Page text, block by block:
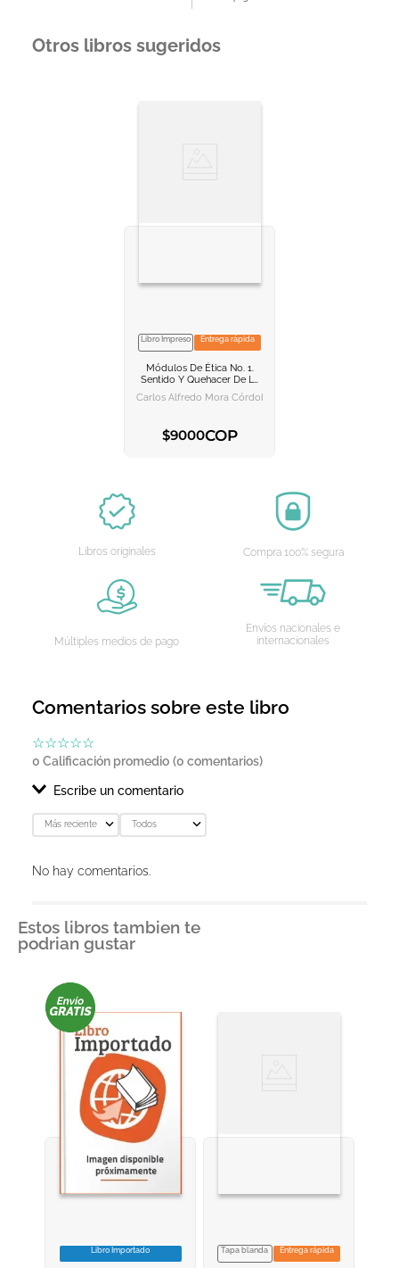
Otros libros sugeridos
VER INFORMACION
AGREGAR AL
Libro Impreso Entrega rápida
Módulos De Ética No. 1.
Sentido Y Quehacer De La
Ética
Carlos Alfredo Mora Córdoba
$9000COP
Libros originales Compra 100% segura
Múltiples medios de pago
Envíos nacionales e
internacionales
Comentarios sobre este libro
☆☆☆☆☆
0 Calificación promedio (0 comentarios)
Escribe un comentario
Agregar comentario
★★
Tu nombre
Dirección de email
Escribe un comentario
Más reciente Todos
No hay comentarios.
Estos libros tambien te
podrian gustar
VER INFORMACION
Libro Importado
VER INFORMACION
Tapa blanda Entrega rápida